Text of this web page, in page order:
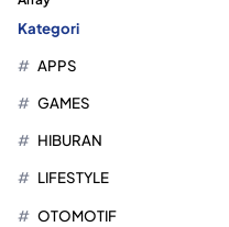
Kategori
APPS
GAMES
HIBURAN
LIFESTYLE
OTOMOTIF